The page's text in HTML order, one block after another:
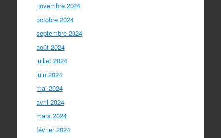
novembre 2024
octobre 2024
septembre 2024
août 2024
juillet 2024
juin 2024
mai 2024
avril 2024
mars 2024
février 2024